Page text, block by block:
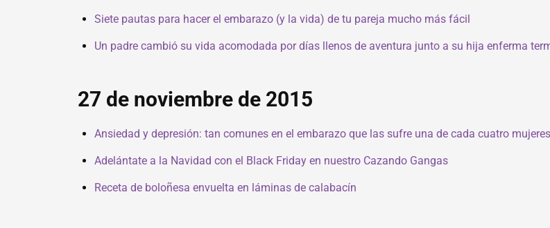
Siete pautas para hacer el embarazo (y la vida) de tu pareja mucho más fácil
Un padre cambió su vida acomodada por días llenos de aventura junto a su hija enferma
27 de noviembre de 2015
Ansiedad y depresión: tan comunes en el embarazo que las sufre una de cada cuatro mujeres
Adelántate a la Navidad con el Black Friday en nuestro Cazando Gangas
Receta de boloñesa envuelta en láminas de calabacín